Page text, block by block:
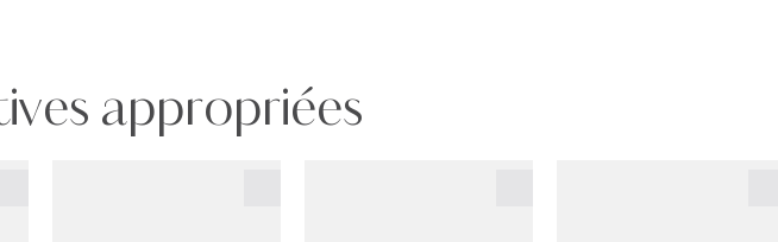
appropriées